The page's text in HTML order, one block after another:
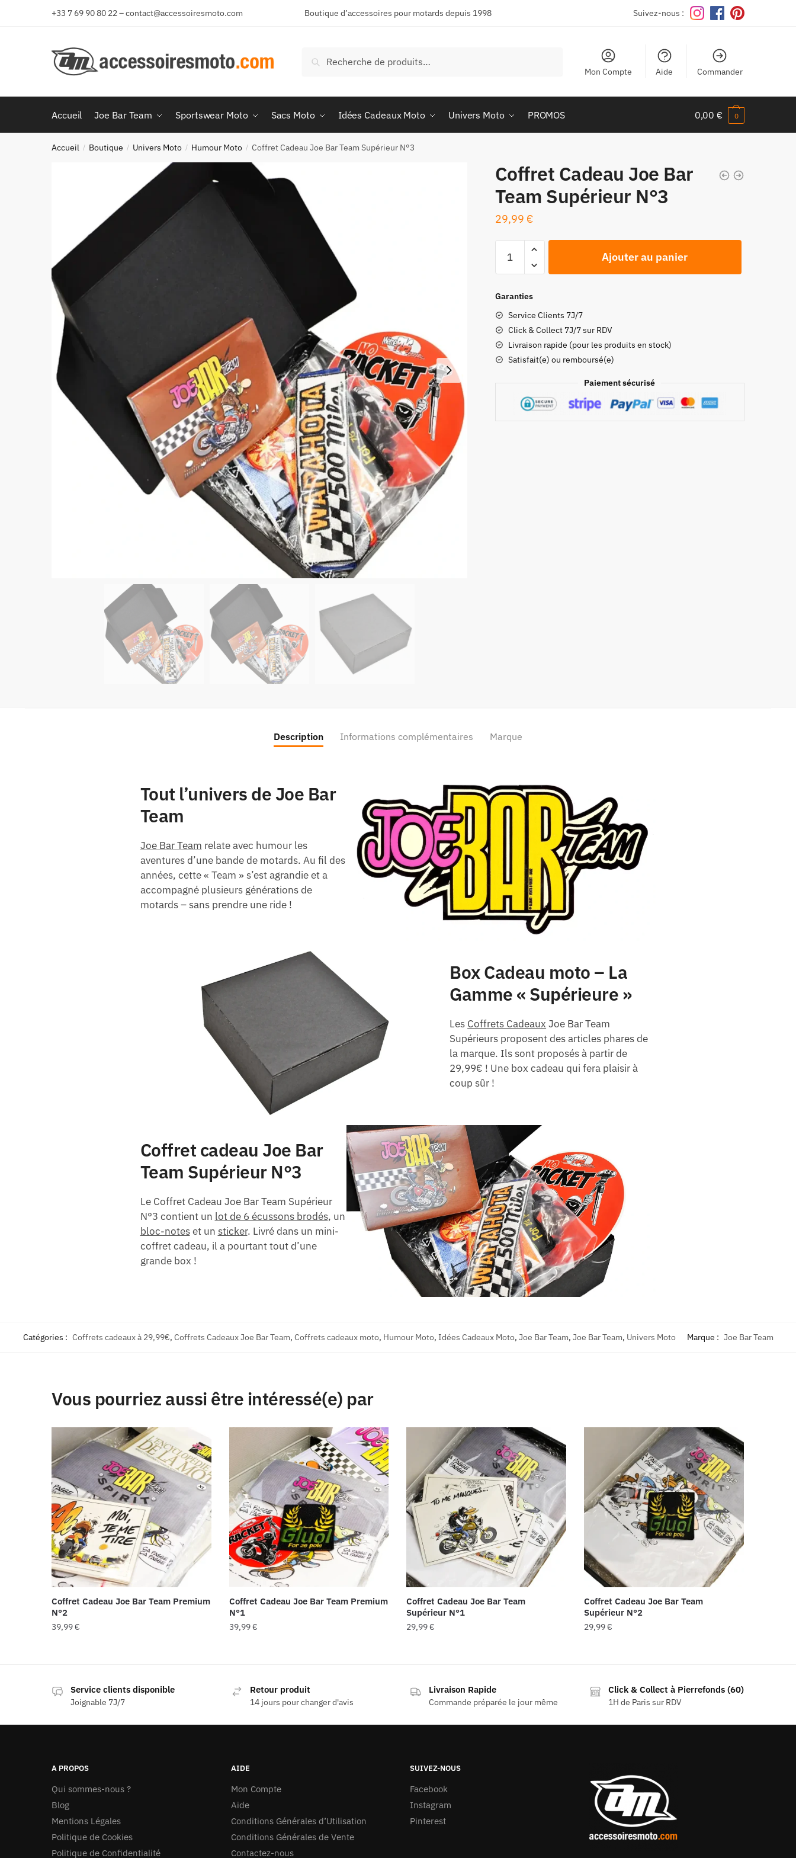
+33 7 69 90 80 22 – contact@accessoiresmoto.com Boutique d’accessoires pour motards depuis 1998 Suivez-nous :
pour :
Recherche
Mon Compte Aide Commander
Accueil Joe Bar Team Sportswear Moto Sacs Moto Idées Cadeaux Moto Univers Moto PROMOS 0,00 € 0
Accueil / Boutique / Univers Moto / Humour Moto / Coffret Cadeau Joe Bar Team Supérieur N°3
Coffret Cadeau Joe Bar
Team Supérieur N°3
29,99 €
Coffret
Cadeau
Bar
Team
Supérieur
N°3
Ajouter au panier
Garanties
Service Clients 7J/7
Click & Collect 7J/7 sur RDV
Livraison rapide (pour les produits en stock)
Satisfait(e) ou remboursé(e)
Paiement sécurisé
Description Informations complémentaires Marque
Tout l’univers de Joe Bar
Team
Joe Bar Team relate avec humour les
aventures d’une bande de motards. Au fil des
années, cette « Team » s’est agrandie et a
accompagné plusieurs générations de
motards – sans prendre une ride !
Box Cadeau moto – La
Gamme « Supérieure »
Les Coffrets Cadeaux Joe Bar Team
Supérieurs proposent des articles phares de
la marque. Ils sont proposés à partir de
29,99€ ! Une box cadeau qui fera plaisir à
coup sûr !
Coffret cadeau Joe Bar
Team Supérieur N°3
Le Coffret Cadeau Joe Bar Team Supérieur
N°3 contient un lot de 6 écussons brodés, un
bloc-noteset un sticker. Livré dans un mini-
coffret cadeau, il a pourtant tout d’une
grande box !
Catégories : Coffrets cadeaux à 29,99€, Coffrets Cadeaux Joe Bar Team, Coffrets cadeaux moto, Humour Moto, Idées Cadeaux Moto, Joe Bar Team, Joe Bar Team, Univers Moto Marque : Joe Bar Team
Vous pourriez aussi être intéressé(e) par
Coffret Cadeau Joe Bar Team Premium
N°2
39,99€
Coffret Cadeau Joe Bar Team Premium
N°1
39,99€
Coffret Cadeau Joe Bar Team
Supérieur N°1
29,99€
Coffret Cadeau Joe Bar Team
Supérieur N°2
29,99€
Service clients disponible
Joignable 7J/7
Retour produit
14 jours pour changer d'avis
Livraison Rapide
Commande préparée le jour même
Click & Collect à Pierrefonds (60)
1H de Paris sur RDV
A PROPOS
Qui sommes-nous ?
Blog
Mentions Légales
Politique de Cookies
Politique de Confidentialité
AIDE
Mon Compte
Aide
Conditions Générales d’Utilisation
Conditions Générales de Vente
Contactez-nous
SUIVEZ-NOUS
Facebook
Instagram
Pinterest